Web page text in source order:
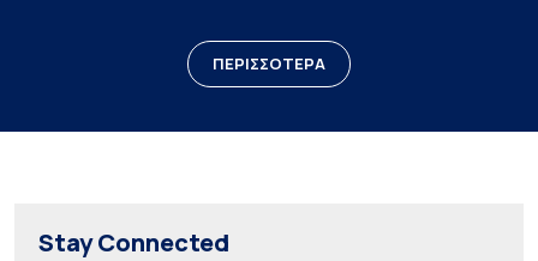
ΠΕΡΙΣΣΟΤΕΡΑ
Stay Connected